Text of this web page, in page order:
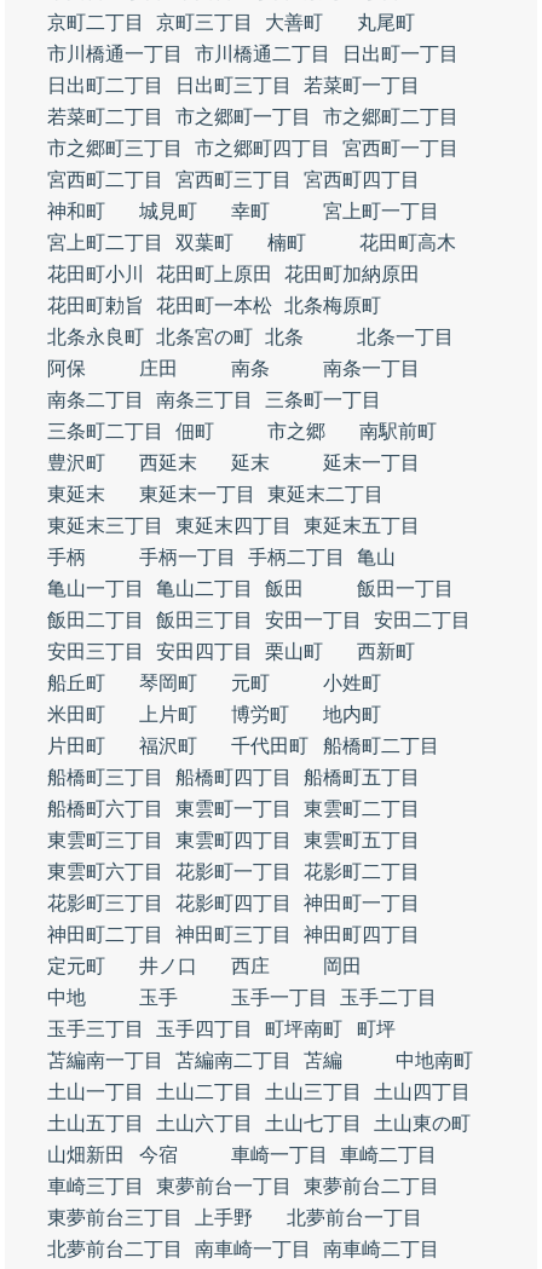
京町二丁目
京町三丁目 大善町
丸尾町
市川橋通一丁目
市川橋通二丁目
日出町一丁目
日出町二丁目
日出町三丁目
若菜町一丁目
若菜町二丁目
市之郷町一丁目
市之郷町二丁目
市之郷町三丁目
市之郷町四丁目
宮西町一丁目
宮西町二丁目
宮西町三丁目
宮西町四丁目
神和町
城見町 幸町
宮上町一丁目
宮上町二丁目
双葉町 楠町
花田町高木
花田町小川
花田町上原田
花田町加納原田
花田町勅旨
花田町一本松 北条梅原町
北条永良町 北条宮の町 北条
北条一丁目
阿保
庄田 南条
南条一丁目
南条二丁目
南条三丁目
三条町一丁目
三条町二丁目
佃町 市之郷
南駅前町
豊沢町
西延末 延末
延末一丁目
東延末
東延末一丁目
東延末二丁目
東延末三丁目
東延末四丁目
東延末五丁目
手柄
手柄一丁目 手柄二丁目
亀山
亀山一丁目
亀山二丁目 飯田
飯田一丁目
飯田二丁目
飯田三丁目 安田一丁目
安田二丁目
安田三丁目
安田四丁目 栗山町
西新町
船丘町
琴岡町 元町
小姓町
米田町
上片町 博労町
地内町
片田町
福沢町 千代田町
船橋町二丁目
船橋町三丁目
船橋町四丁目
船橋町五丁目
船橋町六丁目
東雲町一丁目
東雲町二丁目
東雲町三丁目
東雲町四丁目
東雲町五丁目
東雲町六丁目
花影町一丁目
花影町二丁目
花影町三丁目
花影町四丁目
神田町一丁目
神田町二丁目
神田町三丁目
神田町四丁目
定元町
井ノ口 西庄
岡田
中地
玉手 玉手一丁目
玉手二丁目
玉手三丁目
玉手四丁目 町坪南町
町坪
苫編南一丁目
苫編南二丁目 苫編
中地南町
土山一丁目
土山二丁目 土山三丁目
土山四丁目
土山五丁目
土山六丁目 土山七丁目
土山東の町
山畑新田
今宿 車崎一丁目
車崎二丁目
車崎三丁目
東夢前台一丁目
東夢前台二丁目
東夢前台三丁目
上手野
北夢前台一丁目
北夢前台二丁目
南車崎一丁目
南車崎二丁目